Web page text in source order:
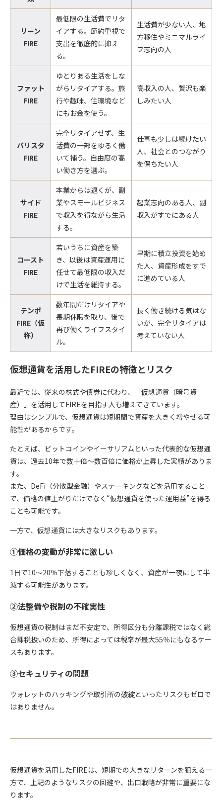
リーン
FIRE
最低限の生活費でリタ
イアする。節約重視で
支出を徹底的に抑え
る。
生活費が少ない人、地
方移住やミニマルライ
フ志向の人
ファット
FIRE
ゆとりある生活をしな
がらリタイアする。旅
行や趣味、住環境など
にもお金を使う。
高収入の人、贅沢も楽
しみたい人
バリスタ
FIRE
完全リタイアせず、生
活費の一部をゆるく働
いて補う。自由度の高
い働き方を選ぶ。
仕事も少しは続けたい
人、社会とのつながり
を保ちたい人
サイド
FIRE
本業からは退くが、副
業やスモールビジネス
で収入を得ながら生活
する。
起業志向のある人、副
収入がすでにある人
コースト
FIRE
若いうちに資産を築
き、以後は資産運用に
任せて最低限の収入だ
けで生活を維持する。
早期に積立投資を始め
た人、資産形成をすで
に進めている人
テンポ
FIRE（仮
称）
数年間だけリタイアや
長期休暇を取り、後で
再び働くライフスタイ
ル。
長く働き続ける気はな
いが、完全リタイアは
考えていない人
仮想通貨を活用したFIREの特徴とリスク
最近では、従来の株式や債券に代わり、「仮想通貨（暗号資
産）」を活用してFIREを目指す人も増えてきています。
理由はシンプルで、仮想通貨は短期間で資産を大きく増やせる可
能性があるからです。
たとえば、ビットコインやイーサリアムといった代表的な仮想通
貨は、過去10年で数十倍〜数百倍に価格が上昇した実績がありま
す。
また、DeFi（分散型金融）やステーキングなどを活用すること
で、価格の値上がりだけでなく“仮想通貨を使った運用益”を得る
ことも可能です。
一方で、仮想通貨には大きなリスクもあります。
①価格の変動が非常に激しい
1日で10〜20％下落することも珍しくなく、資産が一夜にして半
減する可能性があります。
②法整備や税制の不確実性
仮想通貨の税制はまだ不安定で、所得区分も分離課税ではなく総
合課税扱いのため、所得によっては税率が最大55％にもなるケー
スもあります。
③セキュリティの問題
ウォレットのハッキングや取引所の破綻といったリスクもゼロで
はありません。
仮想通貨を活用したFIREは、短期での大きなリターンを狙える一
方で、上記のような リスクの回避や、 出口戦略が非常に重要にな
ります。